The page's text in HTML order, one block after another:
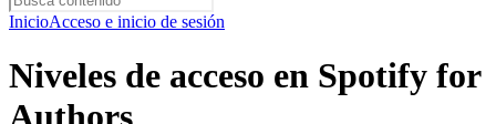
InicioAcceso e inicio de sesión
Niveles de acceso en Spotify for